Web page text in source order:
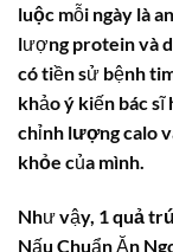
luộc mỗi ngày là
lượngproteinvà
có tiền sử bệnh
khảo ý kiến bác sĩ
chỉnh lượng calo
khỏe của mình.
Như vậy, 1 quả
Nấu Chuẩn Ăn